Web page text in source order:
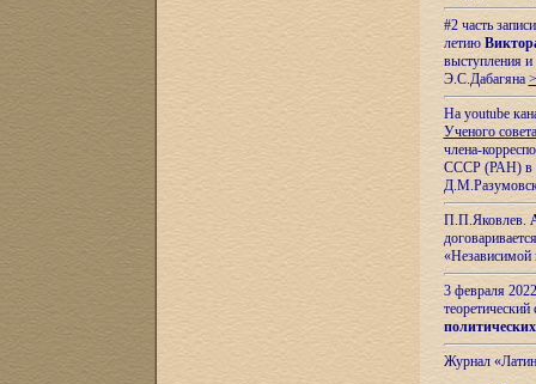
#2 часть
летию
выступления
Э.С.Дабагяна
На youtube
Ученого
члена-
СССР (РАН) в
П.П.Яковлев.
«Независимой
3 февраля
теоретический
Журнал